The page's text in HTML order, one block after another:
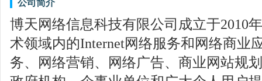
公司简介
博天网络信息科技有限公司成立于2010
术领域内的Internet网络服务和网络商业
务、网络营销、网络广告、商业网站规